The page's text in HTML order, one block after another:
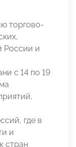
торгово-
России и
с 14 по 19
где в
и
стран